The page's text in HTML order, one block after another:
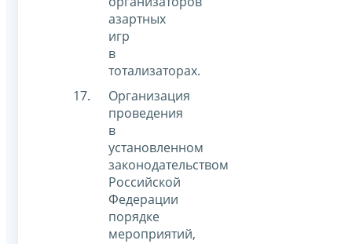
азартных
игр
в
тотализаторах.
Организация
проведения
в
установленном
законодательством
Российской
Федерации
порядке
мероприятий,